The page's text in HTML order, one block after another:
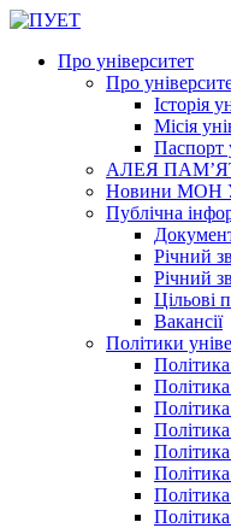
Про університет
Про
Історія
Місія
Паспорт
АЛЕЯ
Новини МОН
Публічна
Річний
Річний
Цільові
Вакансії
Політики
Політика